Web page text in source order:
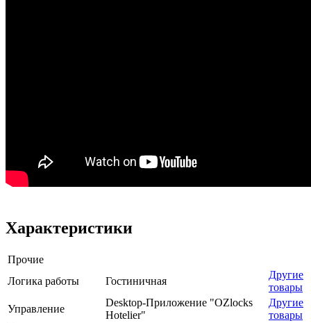
Характеристики
Прочие
Логика работы
Гостиничная
Другие
товары
Управление
Desktop-Приложение "OZlocks
Hotelier"
Другие
товары